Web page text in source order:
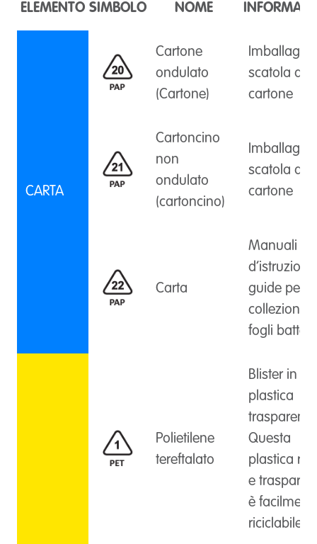
ELEMENTO SIMBOLO NOME
CARTA
Cartone
ondulato
(Cartone)
scatola di
cartone
Cartoncino
non
ondulato
(cartoncino)
scatola di
cartone
Carta
Manuali
d’istruzioni,
guide per
fogli
Polietilene
tereftalato
Blister in
plastica
Questa
plastica
e
è
riciclabile.